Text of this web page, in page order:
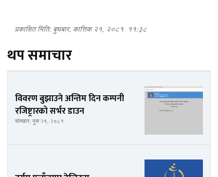
प्रकाशित मिति: बुधबार, कात्तिक २१, २०८१ ११:३८
थप समाचार
विवरण बुझाउने अन्तिम दिन कम्पनी
रजिष्ट्रारको सर्भर डाउन
सोमबार, पुस २९, २०८१